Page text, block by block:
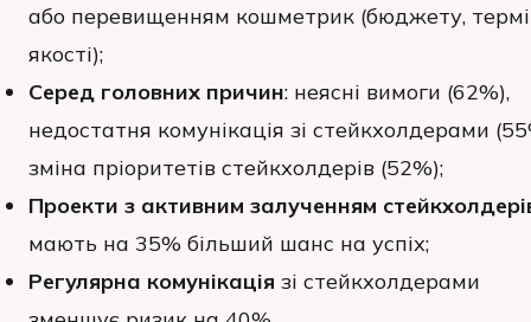
або перевищенням кошметрик (бюджету,
якості);
Серед головних причин: неясні вимоги (62%),
недостатня комунікація зі стейкхолдерами
зміна пріоритетів стейкхолдерів (52%);
Проекти з активним залученням
мають на 35% більший шанс на успіх;
Регулярна комунікація зі стейкхолдерами